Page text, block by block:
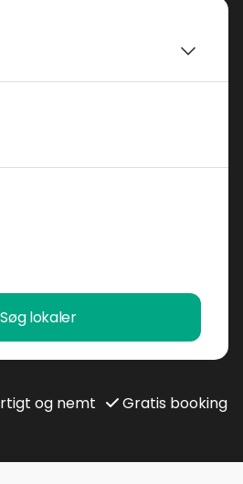
Søg lokaler
og nemt Gratis booking